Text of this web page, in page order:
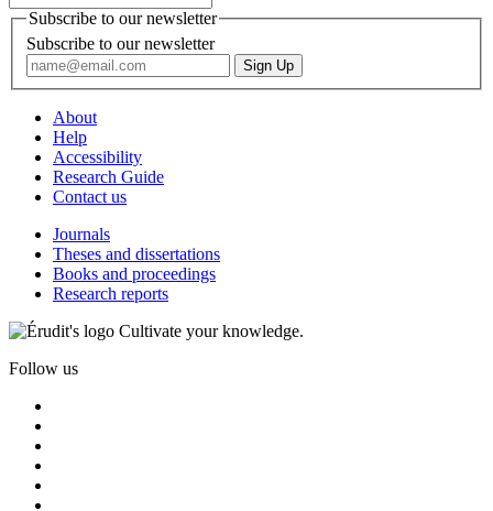
Subscribe to our newsletter
Subscribe to our newsletter
About
Help
Accessibility
Research Guide
Contact us
Journals
Theses and dissertations
Books and proceedings
Research reports
Cultivate your knowledge.
Follow us